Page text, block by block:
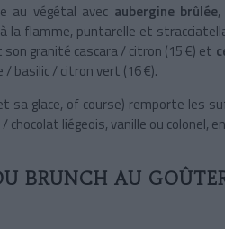
au végétal avec aubergine brûlée
la flamme, puntarelle et
son granité cascara / citron (15 €) et
basilic / citron vert (16 €).
sa glace, of course) remporte les
chocolat liégeois, vanille ou colonel,
BRUNCH AU